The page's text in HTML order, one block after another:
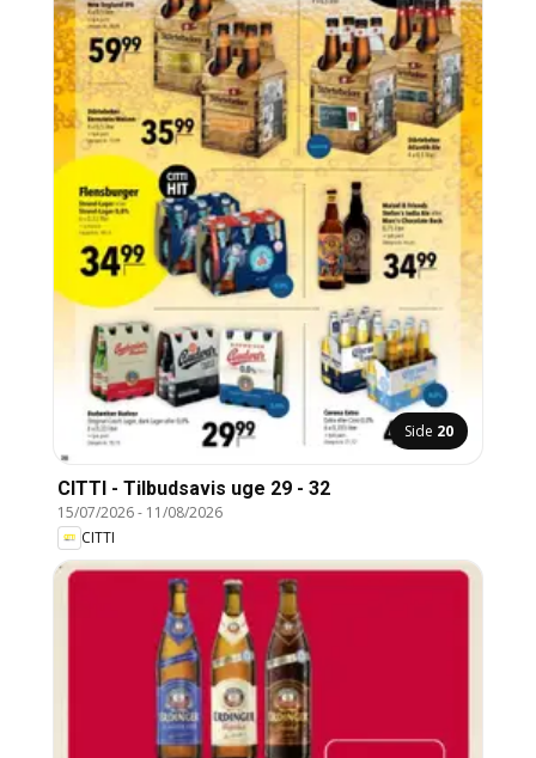
Side 20
CITTI - Tilbudsavis uge 29 - 32
15/07/2026- 11/08/2026
CITTI